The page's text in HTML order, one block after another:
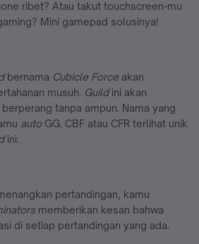
ribet? Atau takut touchscreen-mu
Mini gamepad solusinya!
bernama Cubicle Force akan
musuh. Guild ini akan
tanpa ampun. Nama yang
auto GG. CBF atau CFR terlihat unik
ini.
pertandingan, kamu
memberikan kesan bahwa
di setiap pertandingan yang ada.